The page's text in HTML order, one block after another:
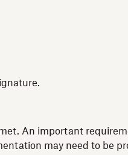
An important
may need to be